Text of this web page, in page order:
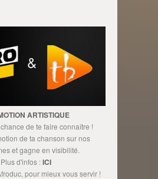
ARTISTIQUE
de te faire connaître !
de ta chanson sur nos
et gagne en visibilité.
Plus d'infos :ICI
pour mieux vous servir !